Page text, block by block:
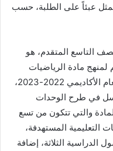
وبذلك يمثل عبئاً على الطلبة، حسب
التاسع المتقدم، هو
لمنهج مادة الرياضيات
للمسار المتقدم للصف التاسع طوال العام الأكاديمي 2022-2023،
في طرح الوحدات
والتي تتكون من تسع
التعليمية المستهدفة،
الثلاثة، إضافة